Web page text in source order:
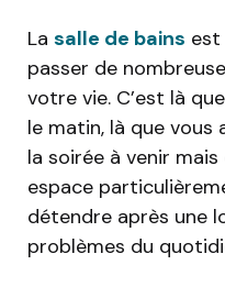
La salle de bains est
passer de
votre vie. C’est là
le matin, là que vous
la soirée à venir
espace
détendre après une
problèmes du